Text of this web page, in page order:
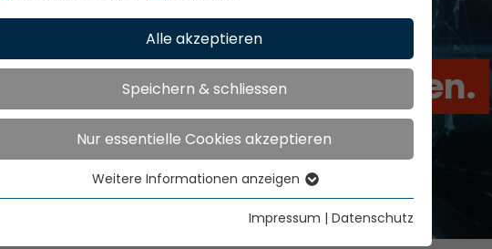
Unsere Technologien.
Alle akzeptieren
Speichern & schliessen
Nur essentielle Cookies akzeptieren
Essentielle Cookies
Essentielle Cookies werden für grundlegende Funktionen der
Webseite benötigt. Dadurch ist gewährleistet, dass die
Weitere Informationen anzeigen
Impressum | Datenschutz